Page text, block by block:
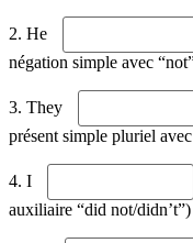
2. He
négation simple avec
3. They
présent simple pluriel
4. I
auxiliaire “did not/didn’t”)